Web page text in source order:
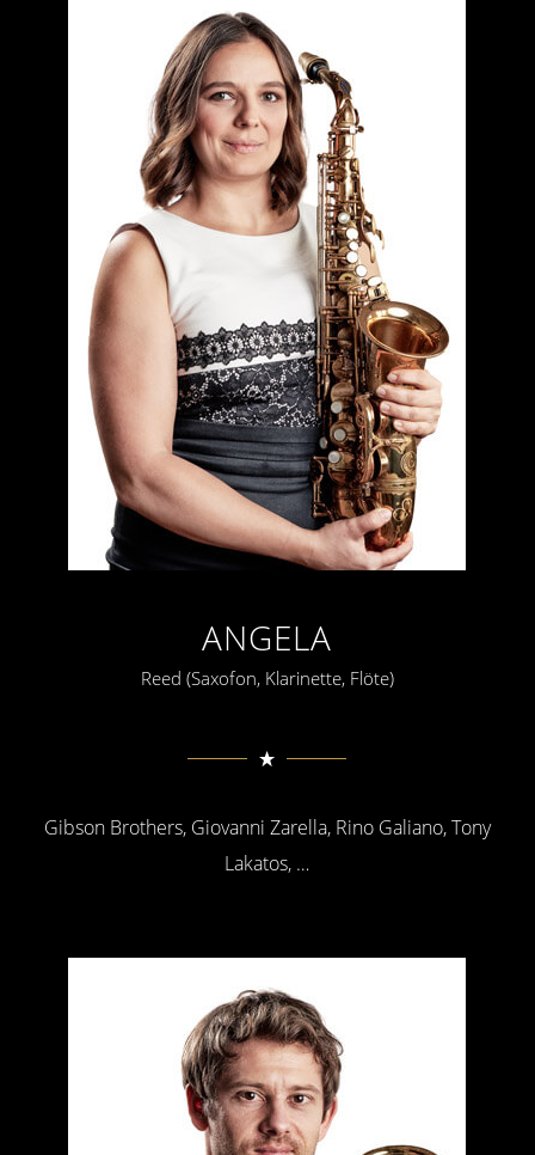
ANGELA
Reed (Saxofon, Klarinette, Flöte)
Gibson Brothers, Giovanni Zarella, Rino Galiano, Tony
Lakatos, …